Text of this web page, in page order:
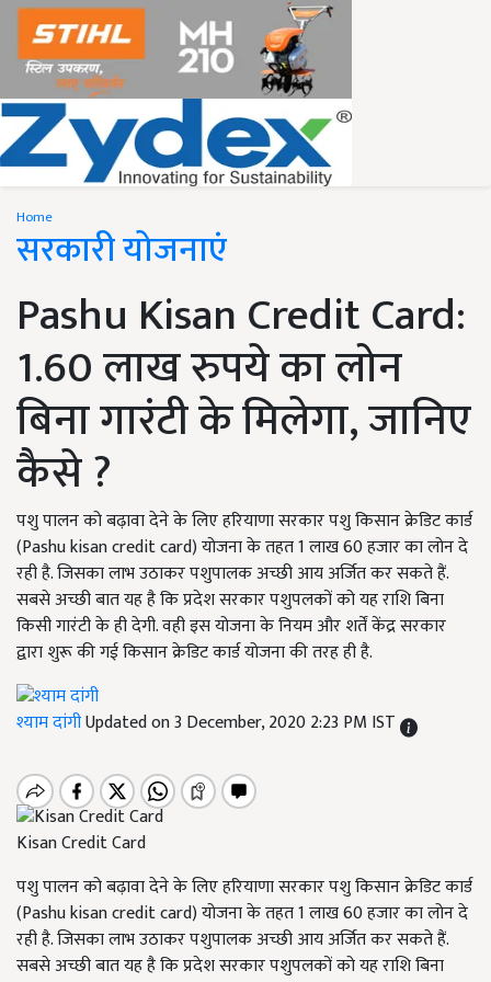
Home
सरकारी योजनाएं
Pashu Kisan Credit Card:
1.60 लाख रुपये का लोन
बिना गारंटी के मिलेगा, जानिए
कैसे ?
पशु पालन को बढ़ावा देने के लिए हरियाणा सरकार पशु किसान क्रेडिट कार्ड
(Pashu kisan credit card) योजना के तहत 1 लाख 60 हजार का लोन दे
रही है. जिसका लाभ उठाकर पशुपालक अच्छी आय अर्जित कर सकते हैं.
सबसे अच्छी बात यह है कि प्रदेश सरकार पशुपलकों को यह राशि बिना
किसी गारंटी के ही देगी. वही इस योजना के नियम और शर्तें केंद्र सरकार
द्वारा शुरू की गई किसान क्रेडिट कार्ड योजना की तरह ही है.
श्याम दांगीUpdated on 3 December, 2020 2:23 PM IST
Kisan Credit Card
पशु पालन को बढ़ावा देने के लिए हरियाणा सरकार पशु किसान क्रेडिट कार्ड
(Pashu kisan credit card) योजना के तहत 1 लाख 60 हजार का लोन दे
रही है. जिसका लाभ उठाकर पशुपालक अच्छी आय अर्जित कर सकते हैं.
सबसे अच्छी बात यह है कि प्रदेश सरकार पशुपलकों को यह राशि बिना